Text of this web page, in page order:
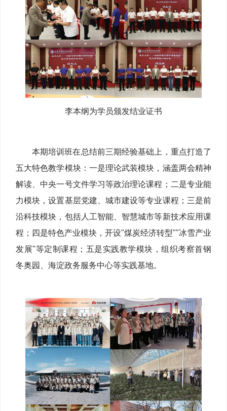
李本纲为学员颁发结业证书
本期培训班在总结前三期经验基础上，重点打造了
五大特色教学模块：一是理论武装模块，涵盖两会精神
解读、中央一号文件学习等政治理论课程；二是专业能
力模块，设置基层党建、城市建设等专业课程；三是前
沿科技模块，包括人工智能、智慧城市等新技术应用课
程；四是特色产业模块，开设"煤炭经济转型""冰雪产业
发展"等定制课程；五是实践教学模块，组织考察首钢
冬奥园、海淀政务服务中心等实践基地。